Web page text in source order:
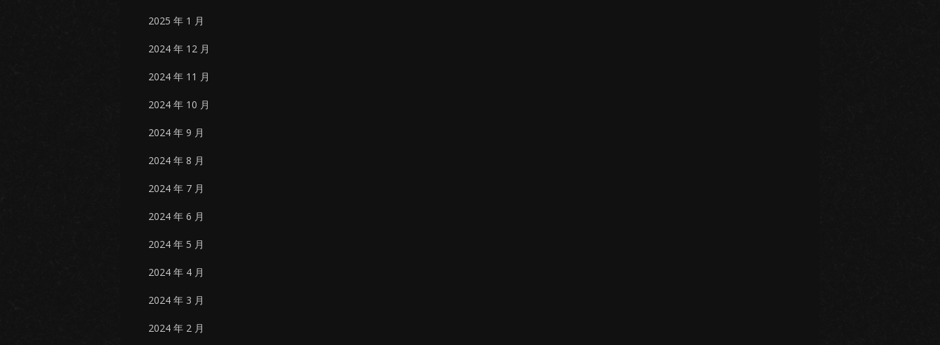
2025 年 1 月
2024 年 12 月
2024 年 11 月
2024 年 10 月
2024 年 9 月
2024 年 8 月
2024 年 7 月
2024 年 6 月
2024 年 5 月
2024 年 4 月
2024 年 3 月
2024 年 2 月